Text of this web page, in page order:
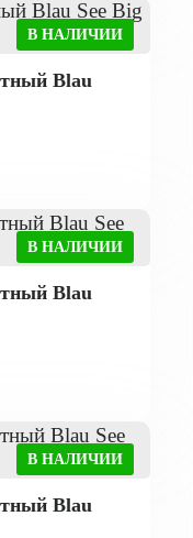
В НАЛИЧИИ
Blau
В НАЛИЧИИ
Blau
В НАЛИЧИИ
Blau